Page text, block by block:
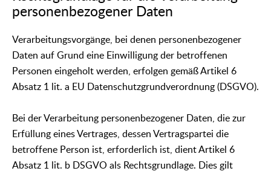
personenbezogener Daten
Verarbeitungsvorgänge, bei denen personenbezogener
Daten auf Grund eine Einwilligung der betroffenen
Personen eingeholt werden, erfolgen gemäß Artikel 6
Absatz 1 lit. a EU Datenschutzgrundverordnung (DSGVO).
Bei der Verarbeitung personenbezogener Daten, die zur
Erfüllung eines Vertrages, dessen Vertragspartei die
betroffene Person ist, erforderlich ist, dient Artikel 6
Absatz 1 lit. b DSGVO als Rechtsgrundlage. Dies gilt